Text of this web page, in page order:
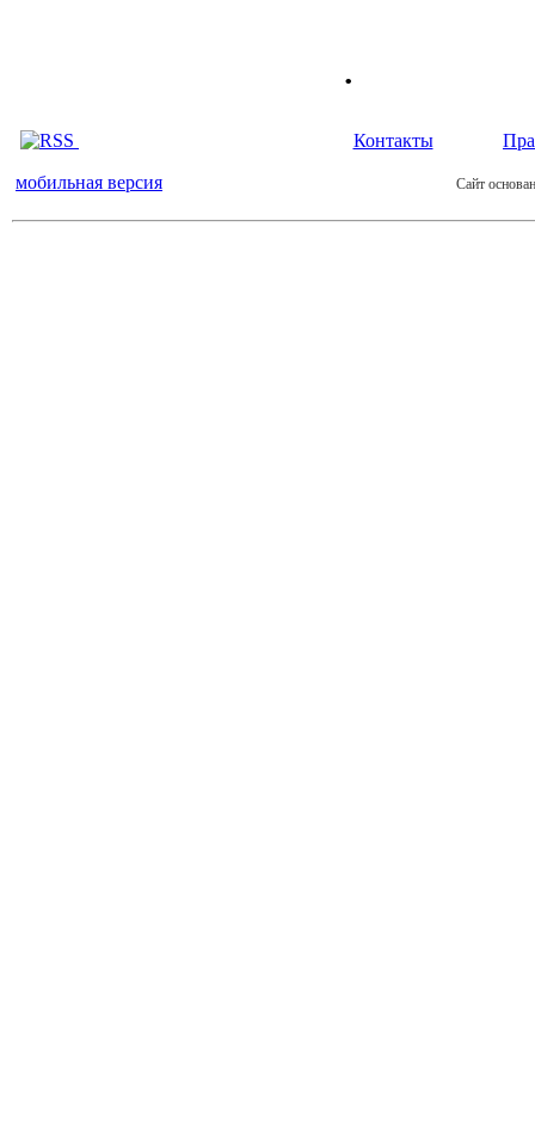
.
Контакты
мобильная версия Сайт